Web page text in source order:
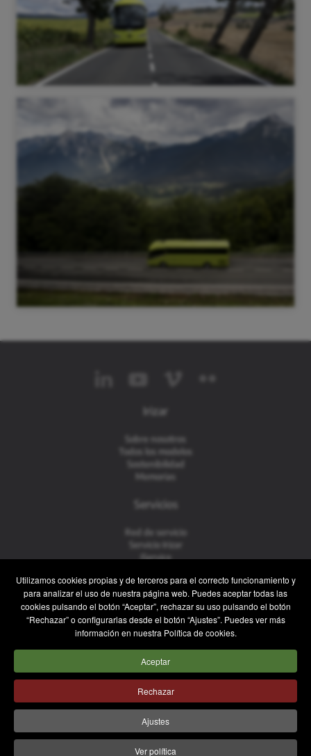
Utilizamos cookies propias y de terceros para el correcto funcionamiento y
para analizar el uso de nuestra página web. Puedes aceptar todas las
cookies pulsando el botón “Aceptar”, rechazar su uso pulsando el botón
“Rechazar” o configurarlas desde el botón “Ajustes”. Puedes ver más
información en nuestra Política de cookies.
Aceptar
Rechazar
Ajustes
Ver política
Irizar
Sobre nosotros
Todos los modelos
Sostenibilidad
Memorias
Servicios
Red de servicio
Servicio Irizar
iService
Contacto
Contacto
Posventa y Recambios
Equipo comercial
Trabaja con nosotros
Prensa
Política de privacidad
Sistema Interno de Información
Política de Seguridad